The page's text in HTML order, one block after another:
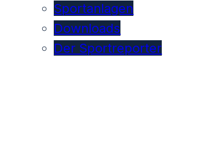
Sportanlagen
Downloads
Der Sportreporter